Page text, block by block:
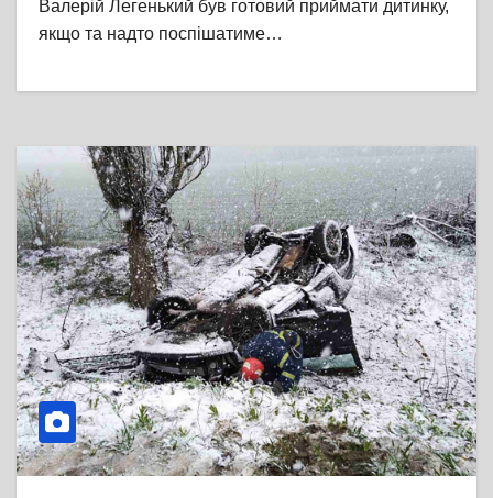
Валерій Легенький був готовий приймати дитинку,
якщо та надто поспішатиме…